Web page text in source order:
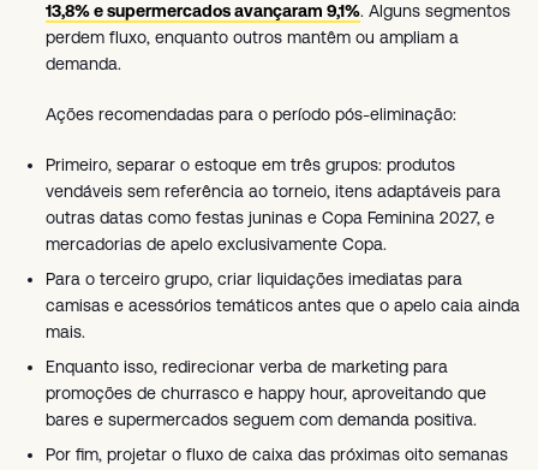
13,8% e supermercados avançaram 9,1%. Alguns segmentos
perdem fluxo, enquanto outros mantêm ou ampliam a
demanda.
Ações recomendadas para o período pós-eliminação:
Primeiro, separar o estoque em três grupos: produtos
vendáveis sem referência ao torneio, itens adaptáveis para
outras datas como festas juninas e Copa Feminina 2027, e
mercadorias de apelo exclusivamente Copa.
Para o terceiro grupo, criar liquidações imediatas para
camisas e acessórios temáticos antes que o apelo caia ainda
mais.
Enquanto isso, redirecionar verba de marketing para
promoções de churrasco e happy hour, aproveitando que
bares e supermercados seguem com demanda positiva.
Por fim, projetar o fluxo de caixa das próximas oito semanas